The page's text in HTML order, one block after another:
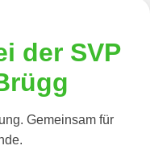
der SVP
Gemeinsam für